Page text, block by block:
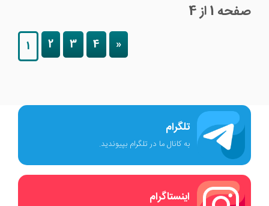
صفحه 1 از 4
1 2 3 4 »
تلگرام
به کانال ما در تلگرام بپیوندید.
اینستاگرام